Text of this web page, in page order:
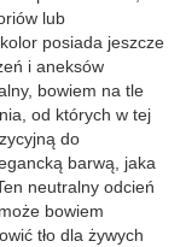
lub
posiada jeszcze
i aneksów
bowiem na tle
od których w tej
do
barwą, jaka
neutralny odcień
bowiem
tło dla żywych